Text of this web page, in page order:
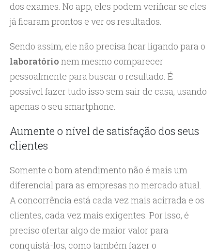
dos exames. No app, eles podem verificar se eles
já ficaram prontos e ver os resultados.
Sendo assim, ele não precisa ficar ligando para o
laboratório nem mesmo comparecer
pessoalmente para buscar o resultado. É
possível fazer tudo isso sem sair de casa, usando
apenas o seu smartphone.
Aumente o nível de satisfação dos seus
clientes
Somente o bom atendimento não é mais um
diferencial para as empresas no mercado atual.
A concorrência está cada vez mais acirrada e os
clientes, cada vez mais exigentes. Por isso, é
preciso ofertar algo de maior valor para
conquistá-los, como também fazer o